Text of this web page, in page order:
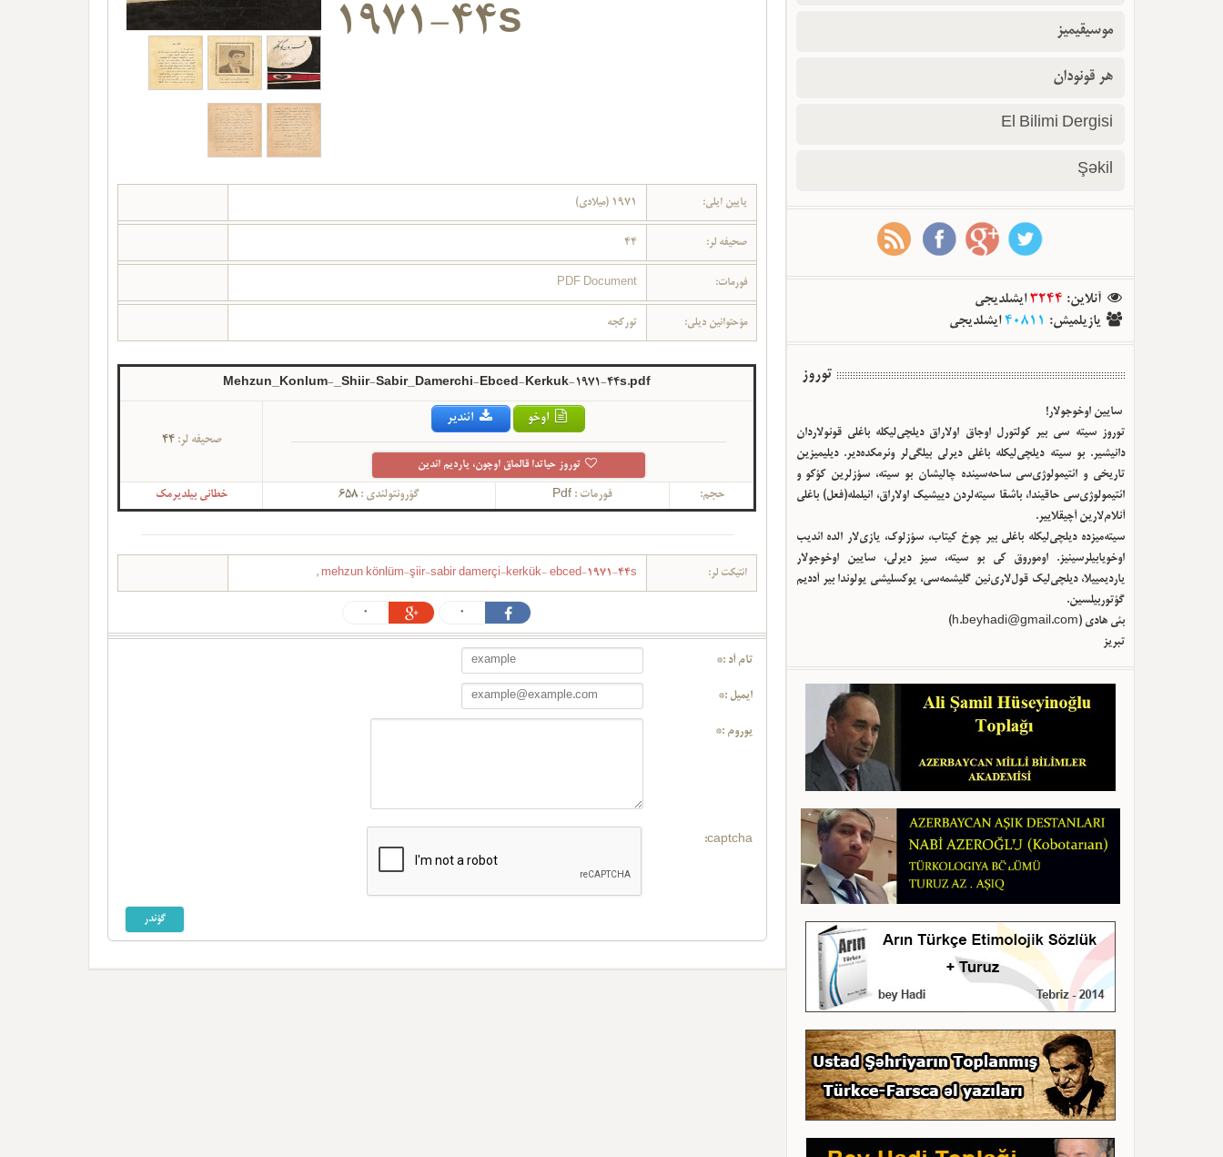
1971-44s
یایین ایلی: 1971 (میلادی)
صحیفه لر: 44
فورمات: PDF Document
مؤحتوانین دیلی: تورکجه
Mehzun_Konlum-_Shiir-Sabir_Damerchi-Ebced-Kerkuk-1971-44s.pdf
اوخو ائندیر
توروز حیاتدا قالماق اوچون، یاردیم ائدین
صحیفه لر: 44
حجم: فورمات : Pdf گؤرونتولندی : 658 خطانی بیلدیرمک
ائتیکت لر: mehzun könlüm-şiir-sabir damerçi-kerkük- ebced-1971-44s
,
0
0
تام آد :*
ایمیل :*
یوروم :*
captcha:
موسیقیمیز
هر قونودان
El Bilimi Dergisi
Şəkil
آنلاین:
3244ایشلدیجی
یازیلمیش:
40811ایشلدیجی
توروز
سایین اوخوجولار!
توروز سیته سی بیر کولتورل اوجاق اولا‌راق دیلچی‌لیکله باغلی قونولاردان
دانیشیر. بو سیته دیلچی‌لیکله باغلی دیرلی بیلگی‌لر وئرمکده‌دیر. دیلیمیزین
تاریخی و ائتیمولوژی‌سی ساحه‌سینده چالیشان بو سیته، سؤزلرین کؤکو و
ائتیمولوژی‌سی حاقیندا، باشقا سیته‌لردن دییشیک اولا‌راق، ائیلمله(فعل) باغلی
آنلام‌لارین آچیقلاییر.
سیته‌میزده دیلچی‌لیکله باغلی بیر چوخ کیتاب، سؤزلوک، یازی‌لار الده ائدیب
اوخویابیلرسینیز. اوموروق کی بو سیته، سیز دیرلی، سایین اوخوجولار
یاردیمییلا، دیلچی‌لیک قول‌لاری‌نین گلیشمه‌سی، یوکسلیشی یولوندا بیر آددیم
گؤتوربیلسین.
بئی هادی (h.beyhadi@gmail.com
)
تبریز